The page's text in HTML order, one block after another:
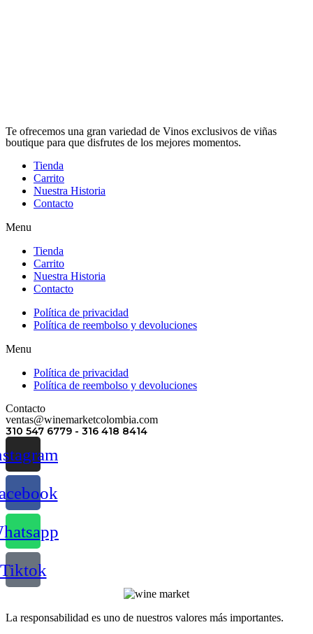
Te ofrecemos una gran variedad de Vinos exclusivos de viñas
boutique para que disfrutes de los mejores momentos.
Tienda
Carrito
Nuestra Historia
Contacto
Menu
Tienda
Carrito
Nuestra Historia
Contacto
Política de privacidad
Política de reembolso y devoluciones
Menu
Política de privacidad
Política de reembolso y devoluciones
Contacto
ventas@winemarketcolombia.com
310 547 6779 - 316 418 8414
Tiktok
La responsabilidad es uno de nuestros valores más importantes.